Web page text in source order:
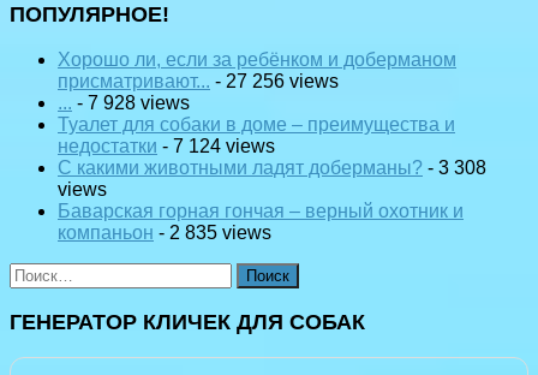
ПОПУЛЯРНОЕ!
Хорошо ли, если за ребёнком и доберманом
присматривают... - 27 256 views
... - 7 928 views
Туалет для собаки в доме – преимущества и
недостатки - 7 124 views
С какими животными ладят доберманы? - 3 308
views
Баварская горная гончая – верный охотник и
компаньон - 2 835 views
Найти:
ГЕНЕРАТОР КЛИЧЕК ДЛЯ СОБАК